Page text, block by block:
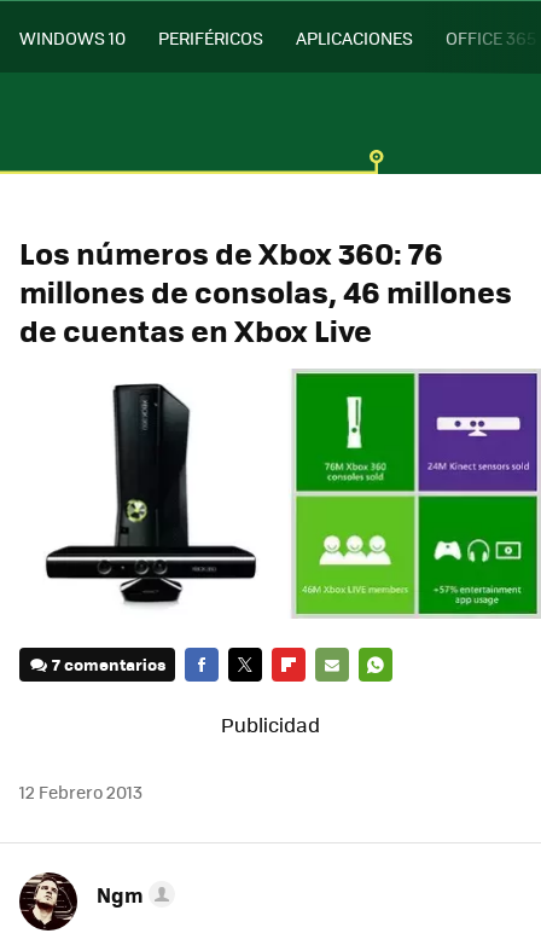
WINDOWS 10 PERIFÉRICOS APLICACIONES OFFICE 365
Los números de Xbox 360: 76
millones de consolas, 46 millones
de cuentas en Xbox Live
7 comentarios
MAIL
12 Febrero 2013
Ngm